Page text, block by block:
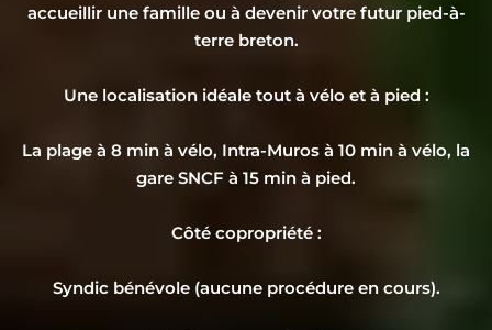
accueillir une famille ou à devenir votre futur pied-à-
terre breton.
Une localisation idéale tout à vélo et à pied :
La plage à 8 min à vélo, Intra-Muros à 10 min à vélo, la
gare SNCF à 15 min à pied.
Côté copropriété :
Syndic bénévole (aucune procédure en cours).